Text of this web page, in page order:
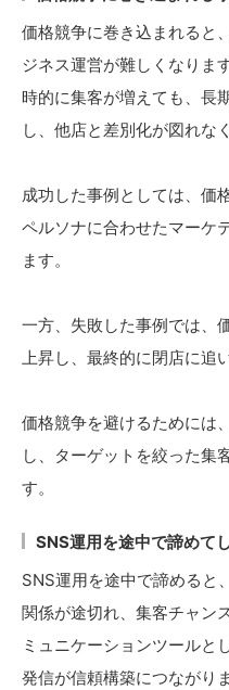
価格競争に巻き込まれると
ジネス運営が難しくなりま
時的に集客が増えても、長
し、他店と差別化が図れな
成功した事例としては、価
ペルソナに合わせたマーケ
ます。
一方、失敗した事例では、
上昇し、最終的に閉店に追
価格競争を避けるためには
し、ターゲットを絞った集
す。
SNS運用を途中で諦めて
SNS運用を途中で諦めると
関係が途切れ、集客チャン
ミュニケーションツールと
発信が信頼構築につながりま